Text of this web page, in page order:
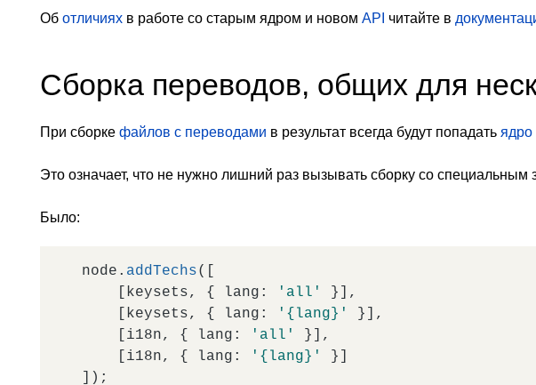
Об отличиях в работе со старым ядром и новом API читайте в
Сборка переводов, общих для
При сборке файлов с переводами в результат всегда будут попадать ядро
Это означает, что не нужно лишний раз вызывать сборку со специальным
Было:
node. addTechs([
    [keysets, {
lang : 'all'
}],
    [keysets, {
lang : '{lang}'
}],
    [i18n, {
lang : 'all'
}],
    [i18n, {
lang : '{lang}'
}]